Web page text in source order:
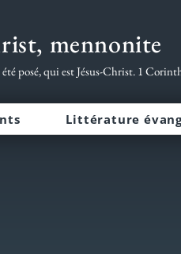
mennonite
posé, qui est Jésus-Christ. 1
Littérature